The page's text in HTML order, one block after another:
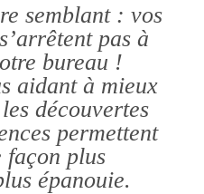
semblant : vos
pas à
bureau !
aidant à mieux
découvertes
permettent
plus
épanouie.